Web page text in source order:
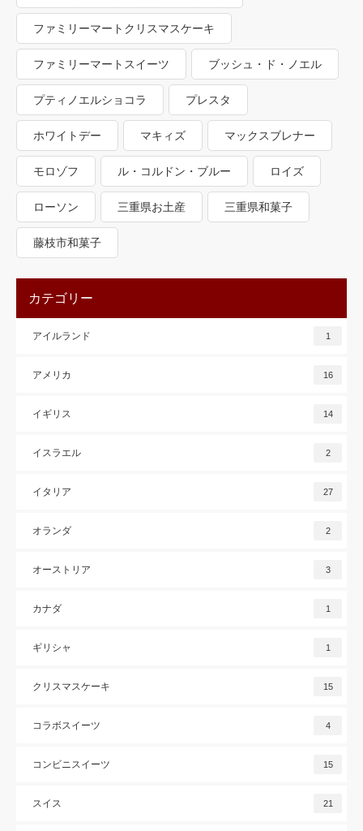
ファミリーマートクリスマスケーキ
ファミリーマートスイーツ ブッシュ・ド・ノエル
プティノエルショコラ プレスタ
ホワイトデー マキィズ マックスブレナー
モロゾフ ル・コルドン・ブルー ロイズ
ローソン 三重県お土産 三重県和菓子
藤枝市和菓子
カテゴリー
アイルランド 1
アメリカ 16
イギリス 14
イスラエル 2
イタリア 27
オランダ 2
オーストリア 3
カナダ 1
ギリシャ 1
クリスマスケーキ 15
コラボスイーツ 4
コンビニスイーツ 15
スイス 21